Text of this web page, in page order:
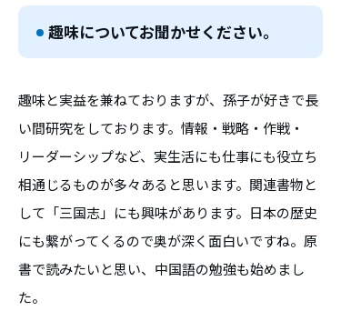
趣味についてお聞かせください。
趣味と実益を兼ねておりますが、孫子が好きで長
い間研究をしております。情報・戦略・作戦・
リーダーシップなど、実生活にも仕事にも役立ち
相通じるものが多々あると思います。関連書物と
して「三国志」にも興味があります。日本の歴史
にも繋がってくるので奥が深く面白いですね。原
書で読みたいと思い、中国語の勉強も始めまし
た。